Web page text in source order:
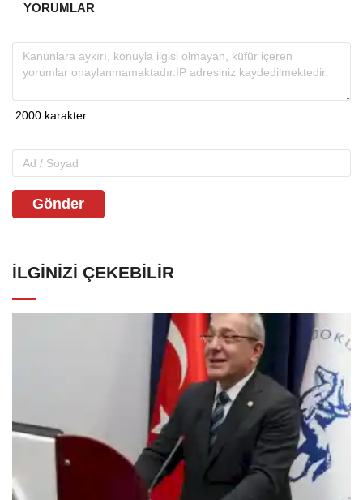
YORUMLAR
Gönder
İLGINIZI ÇEKEBILIR